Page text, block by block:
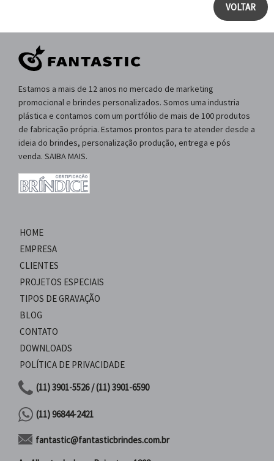
VOLTAR
Estamos a mais de 12 anos no mercado de marketing
promocional e brindes personalizados. Somos uma industria
plástica e contamos com um portfólio de mais de 100 produtos
de fabricação própria. Estamos prontos para te atender desde a
ideia do brindes, personalização produção, entrega e pós
venda. SAIBA MAIS.
HOME
EMPRESA
CLIENTES
PROJETOS ESPECIAIS
TIPOS DE GRAVAÇÃO
BLOG
CONTATO
DOWNLOADS
POLÍTICA DE PRIVACIDADE
(11) 3901-5526 / (11) 3901-6590
(11) 96844-2421
fantastic@fantasticbrindes.com.br